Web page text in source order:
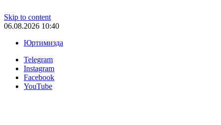
Skip to content
06.08.2026 10:40
Юртимизда
Telegram
Instagram
Facebook
YouTube